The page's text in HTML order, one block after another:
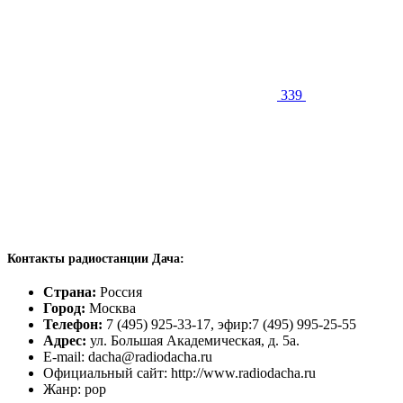
339
Контакты радиостанции Дача:
Страна: Россия
Город: Москва
Телефон: 7 (495) 925-33-17, эфир:7 (495) 995-25-55
Адрес: ул. Большая Академическая, д. 5а.
E-mail: dacha@radiodacha.ru
Официальный сайт: http://www.radiodacha.ru
Жанр: pop